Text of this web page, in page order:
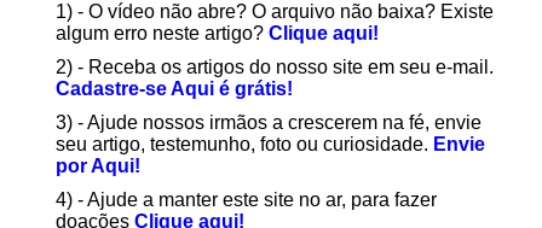
1) - O vídeo não abre? O arquivo não baixa? Existe
algum erro neste artigo? Clique aqui!
2) - Receba os artigos do nosso site em seu e-mail.
Cadastre-se Aqui é grátis!
3) - Ajude nossos irmãos a crescerem na fé, envie
seu artigo, testemunho, foto ou curiosidade. Envie
por Aqui!
4) - Ajude a manter este site no ar, para fazer
doações Clique aqui!